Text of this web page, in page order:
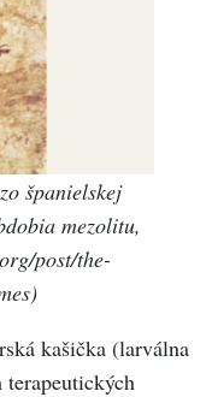
španielskej
mezolitu,
post/the-
kašička (larválna